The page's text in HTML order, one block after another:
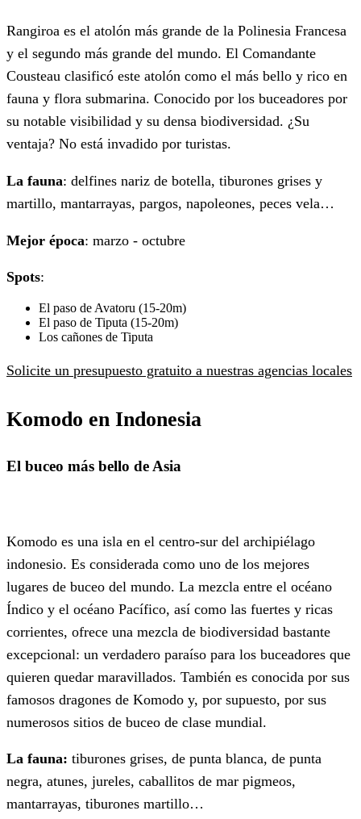
Rangiroa es el atolón más grande de la Polinesia Francesa
y el segundo más grande del mundo. El Comandante
Cousteau clasificó este atolón como el más bello y rico en
fauna y flora submarina. Conocido por los buceadores por
su notable visibilidad y su densa biodiversidad. ¿Su
ventaja? No está invadido por turistas.
La fauna: delfines nariz de botella, tiburones grises y
martillo, mantarrayas, pargos, napoleones, peces vela…
Mejor época: marzo - octubre
Spots:
El paso de Avatoru (15-20m)
El paso de Tiputa (15-20m)
Los cañones de Tiputa
Solicite un presupuesto gratuito a nuestras agencias locales
Komodo en Indonesia
El buceo más bello de Asia
Komodo es una isla en el centro-sur del archipiélago
indonesio. Es considerada como uno de los mejores
lugares de buceo del mundo. La mezcla entre el océano
Índico y el océano Pacífico, así como las fuertes y ricas
corrientes, ofrece una mezcla de biodiversidad bastante
excepcional: un verdadero paraíso para los buceadores que
quieren quedar maravillados. También es conocida por sus
famosos dragones de Komodo y, por supuesto, por sus
numerosos sitios de buceo de clase mundial.
La fauna: tiburones grises, de punta blanca, de punta
negra, atunes, jureles, caballitos de mar pigmeos,
mantarrayas, tiburones martillo…